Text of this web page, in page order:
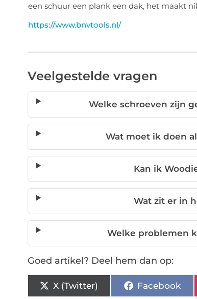
een schuur een plank een dak, het maakt
https://www.bnvtools.nl/
Veelgestelde vragen
Welke schroeven zijn
Wat moet ik doen
Kan ik
Wat zit er in
Welke problemen
Goed artikel? Deel hem dan op:
X (Twitter) Facebook